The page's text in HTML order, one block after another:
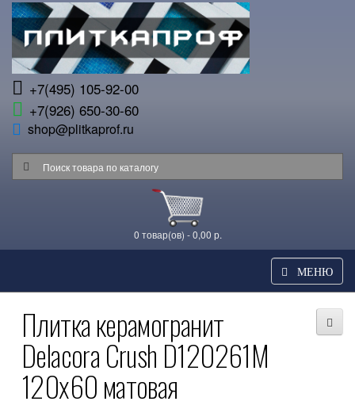
+7(495) 105-92-00
+7(926) 650-30-60
shop@plitkaprof.ru
0 товар(ов) - 0,00 р.
МЕНЮ
Плитка керамогранит
Delacora Crush D120261M
120x60 матовая